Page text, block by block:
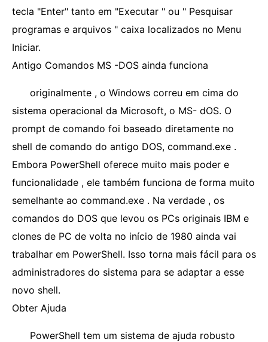
tecla "Enter" tanto em "Executar " ou " Pesquisar
programas e arquivos " caixa localizados no Menu
Iniciar.
Antigo Comandos MS -DOS ainda funciona
originalmente , o Windows correu em cima do
sistema operacional da Microsoft, o MS- dOS. O
prompt de comando foi baseado diretamente no
shell de comando do antigo DOS, command.exe .
Embora PowerShell oferece muito mais poder e
funcionalidade , ele também funciona de forma muito
semelhante ao command.exe . Na verdade , os
comandos do DOS que levou os PCs originais IBM e
clones de PC de volta no início de 1980 ainda vai
trabalhar em PowerShell. Isso torna mais fácil para os
administradores do sistema para se adaptar a esse
novo shell.
Obter Ajuda
PowerShell tem um sistema de ajuda robusto